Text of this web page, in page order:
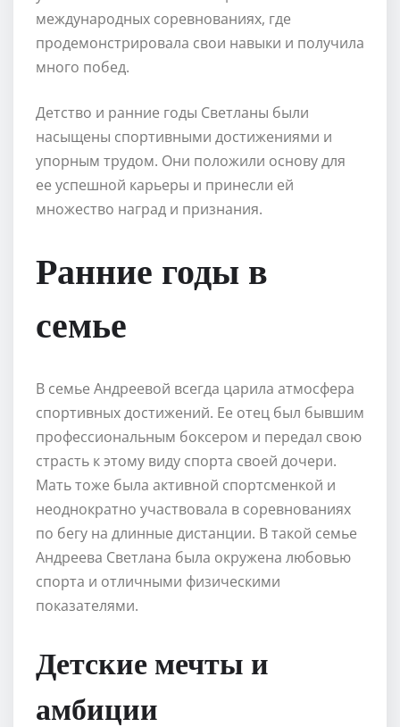
международных соревнованиях, где
продемонстрировала свои навыки и получила
много побед.
Детство и ранние годы Светланы были
насыщены спортивными достижениями и
упорным трудом. Они положили основу для
ее успешной карьеры и принесли ей
множество наград и признания.
Ранние годы в
семье
В семье Андреевой всегда царила атмосфера
спортивных достижений. Ее отец был бывшим
профессиональным боксером и передал свою
страсть к этому виду спорта своей дочери.
Мать тоже была активной спортсменкой и
неоднократно участвовала в соревнованиях
по бегу на длинные дистанции. В такой семье
Андреева Светлана была окружена любовью
спорта и отличными физическими
показателями.
Детские мечты и
амбиции